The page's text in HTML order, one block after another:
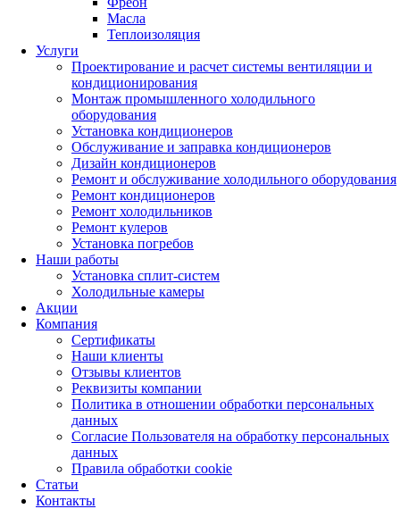
Масла
Теплоизоляция
Услуги
Проектирование и расчет системы вентиляции и
кондиционирования
Монтаж промышленного холодильного
оборудования
Установка кондиционеров
Обслуживание и заправка кондиционеров
Дизайн кондиционеров
Ремонт и обслуживание холодильного оборудования
Ремонт кондиционеров
Ремонт холодильников
Ремонт кулеров
Установка погребов
Наши работы
Установка сплит-систем
Холодильные камеры
Акции
Компания
Сертификаты
Наши клиенты
Отзывы клиентов
Реквизиты компании
Политика в отношении обработки персональных
данных
Согласие Пользователя на обработку персональных
данных
Правила обработки cookie
Статьи
Контакты